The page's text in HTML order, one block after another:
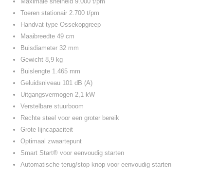
Toeren stationair 2.700 t/pm
Handvat type Ossekopgreep
Maaibreedte 49 cm
Buisdiameter 32 mm
Gewicht 8,9 kg
Buislengte 1.465 mm
Geluidsniveau 101 dB (A)
Uitgangsvermogen 2,1 kW
Verstelbare stuurboom
Rechte steel voor een groter bereik
Grote lijncapaciteit
Optimaal zwaartepunt
Smart Start® voor eenvoudig starten
Automatische terug/stop knop voor eenvoudig starten